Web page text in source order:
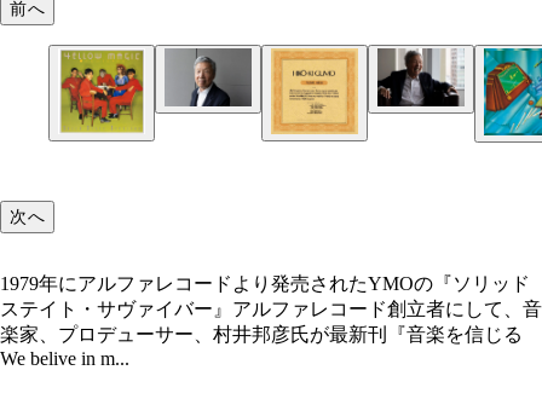
1979年にアルファレコードより発売されたYMOの
ッドステイト・サヴァイバー』
『ひこうき雲』荒井由実（ユニバーサルミュージッ
ク） 以下、村井さんによるアルファベスト3を
1枚目は当時、20歳の美大生だった荒井由実（松任
『イエロー・マジック・オーケストラ』イエロー
ック・オーケストラ（ソニー・ミュージック）（C
ALFA MUSIC,INC./ Sony Music Labels Inc. 細野晴
『スーパー・ジェネレーション』雪村いづみ（ソ
ミュージック）（C）ALFA MUSIC,INC./ Sony
Labels Inc. かつて三人娘として活躍した雪村いづ
前へ
次へ
1979年にアルファレコードより発売されたYMOの『ソリッド
ステイト・サヴァイバー』アルファレコード創立者にして、音
楽家、プロデューサー、村井邦彦氏が最新刊『音楽を信じる
We belive in m...